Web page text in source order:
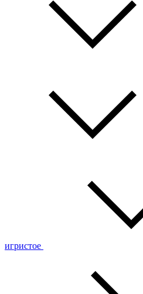
игристое